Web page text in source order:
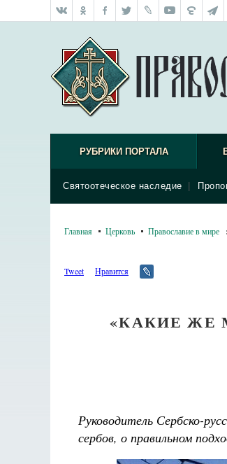
РУБРИКИ ПОРТАЛА
Святоотеческое наследие
Главная Церковь Православие в мире :
Tweet Нравится
«КАКИЕ ЖЕ
Руководитель Сербско-
сербов, о правильном